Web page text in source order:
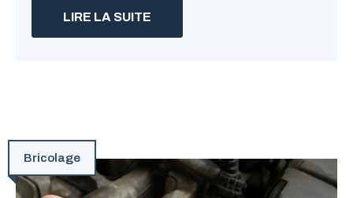
LIRE LA SUITE
Bricolage